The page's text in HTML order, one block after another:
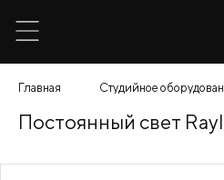
Главная Студийное
Постоянный свет